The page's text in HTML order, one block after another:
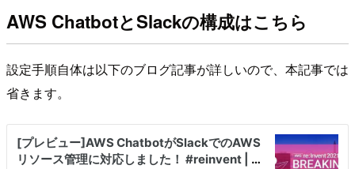
AWS ChatbotとSlackの構成はこちら
設定手順自体は以下のブログ記事が詳しいので、本記事では
省きます。